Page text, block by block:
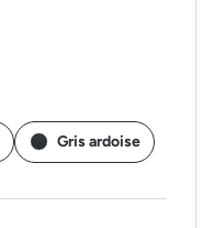
Gris ardoise